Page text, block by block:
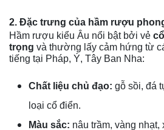
2. Đặc trưng của hầm rượu
Hầm rượu kiểu Âu nổi bật bởi vẻ
trọng và thường lấy cảm hứng từ
tiếng tại Pháp, Ý, Tây Ban Nha:
Chất liệu chủ đạo: gỗ sồi, đá
loại cổ điển.
Màu sắc: nâu trầm, vàng nhạt,